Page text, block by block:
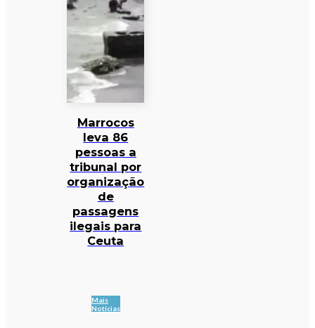
Marrocos
leva 86
pessoas a
tribunal por
organização
de
passagens
ilegais para
Ceuta
Mais
Notícias